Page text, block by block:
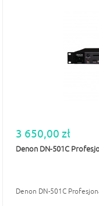
3 650,00 zł
Denon DN-501C
Denon DN-501C